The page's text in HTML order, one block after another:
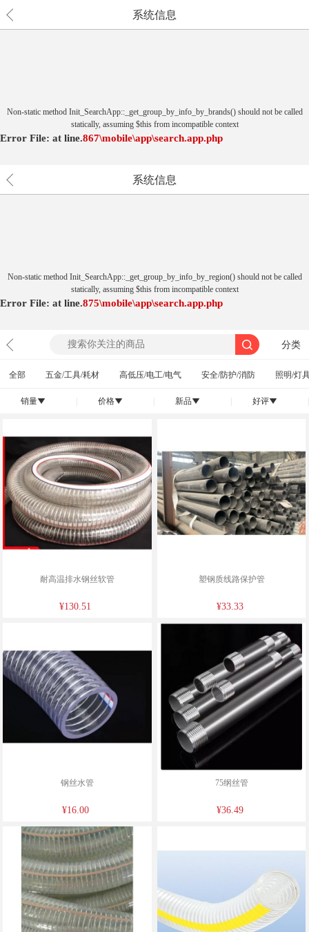
系统信息
Non-static method Init_SearchApp::_get_group_by_info_by_brands() should not be called
statically, assuming $this from incompatible context
Error File: \mobile\app\search.app.php
at 867
line.
系统信息
Non-static method Init_SearchApp::_get_group_by_info_by_region() should not be called
statically, assuming $this from incompatible context
Error File: \mobile\app\search.app.php
at 875
line.
分类
全部 五金/工具/耗材 高低压/电工/电气 安全/防护/消防 照明/灯
销量󰄢 价格󰄢 新品󰄢 好评󰄢
耐高温排水钢丝软管
¥130.51
塑钢质线路保护管
¥33.33
钢丝水管
¥16.00
75纲丝管
¥36.49